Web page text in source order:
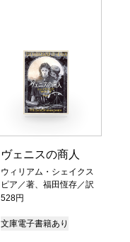
ヴェニスの商人
ウィリアム・シェイクス
ピア／著、福田恆存／訳
528円
文庫電子書籍あり